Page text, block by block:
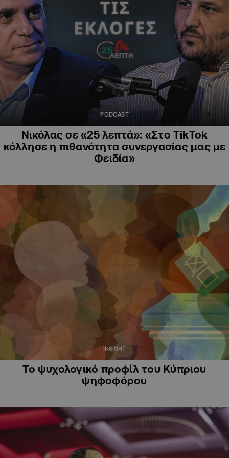
PODCAST
Νικόλας σε «25 λεπτά»: «Στο TikTok
κόλλησε η πιθανότητα συνεργασίας μας με
Φειδία»
INSIGHT
Το ψυχολογικό προφίλ του Κύπριου
ψηφοφόρου